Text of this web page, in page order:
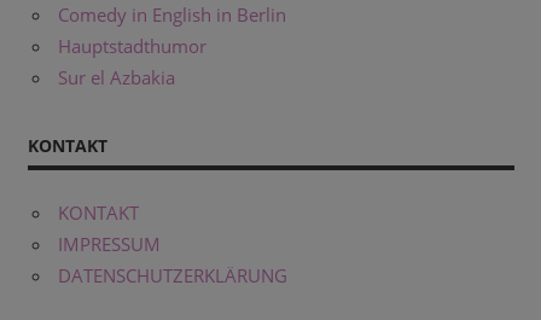
Comedy in English in Berlin
Hauptstadthumor
Sur el Azbakia
KONTAKT
KONTAKT
IMPRESSUM
DATENSCHUTZERKLÄRUNG